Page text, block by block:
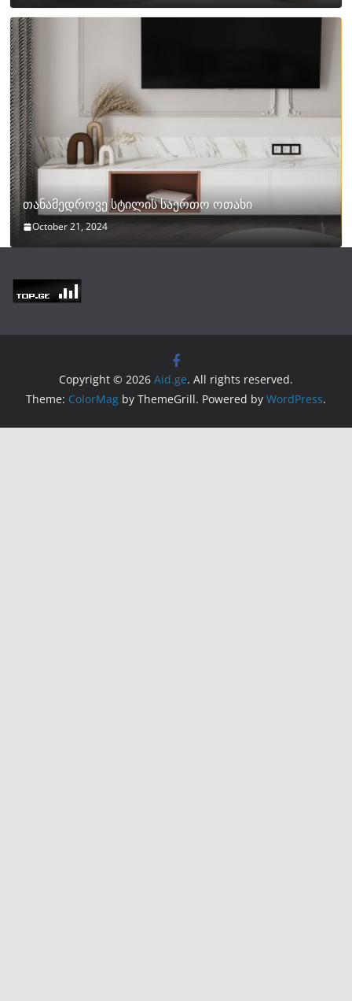
თანამედროვე სტილის საერთო ოთახი
October 21, 2024
Copyright © 2026 Aid.ge. All rights reserved.
Theme: ColorMag by ThemeGrill. Powered by WordPress.